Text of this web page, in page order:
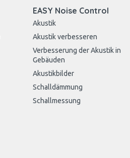
EASY Noise Control
Akustik
Akustik verbesseren
Verbesserung der Akustik in
Gebäuden
Akustikbilder
Schalldämmung
Schallmessung